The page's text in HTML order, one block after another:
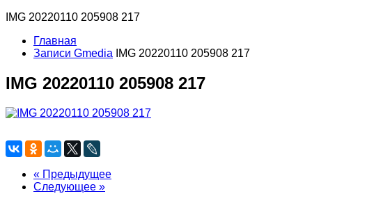
IMG 20220110 205908 217
Главная
Записи Gmedia
IMG 20220110 205908 217
IMG 20220110 205908 217
« Предыдущее
Следующее »